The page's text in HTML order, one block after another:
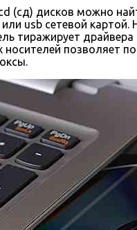
(сд) дисков можно
usb сетевой картой.
тиражирует драйвера
носителей позволяет